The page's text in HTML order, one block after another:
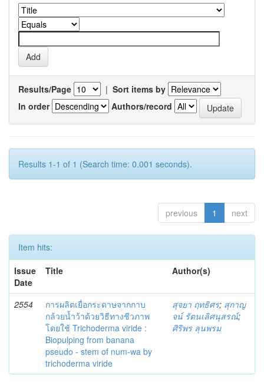
Results/Page | Sort items by
In order
Authors/record
Results 1-1 of 1 (Search time: 0.001 seconds).
previous 1 next
Item hits:
Issue
Date
Title Author(s)
2554
การผลิตเยื่อกระดาษจากกาบ
กล้วยน้ำว้าด้วยวิธีทางชีวภาพ
โดยใช้ Trichoderma viride :
Biopulping from banana
pseudo - stem of num-wa by
trichoderma viride
สุจยา ฤทธิศร; สุกาญ
จน์ รัตนเลิศนุสรณ์;
ศิริพร ลุนพรม